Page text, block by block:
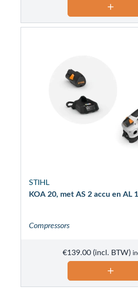
STIHL
KOA 20, met AS 2 accu en AL
Compressors
€139.00